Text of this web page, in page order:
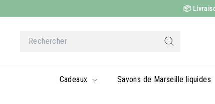
au
📦
Search
Cadeaux Savons de Marseille liquides